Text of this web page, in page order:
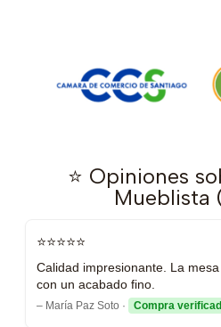
⭐ Opiniones
Mueblista
⭐⭐⭐⭐⭐
Calidad impresionante. La
con un acabado fino.
– María Paz Soto · Compra